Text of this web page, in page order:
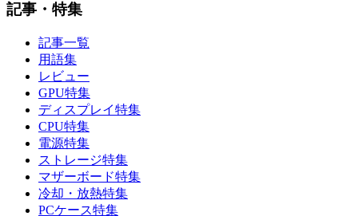
記事・特集
記事一覧
用語集
レビュー
GPU特集
ディスプレイ特集
CPU特集
電源特集
ストレージ特集
マザーボード特集
冷却・放熱特集
PCケース特集